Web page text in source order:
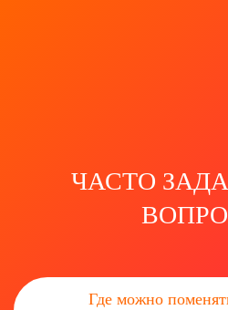
ЧАСТО
Где можно